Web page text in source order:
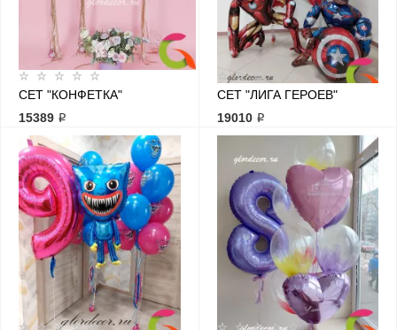
СЕТ "КОНФЕТКА"
15389 ₽
СЕТ "ЛИГА ГЕРОЕВ"
19010 ₽